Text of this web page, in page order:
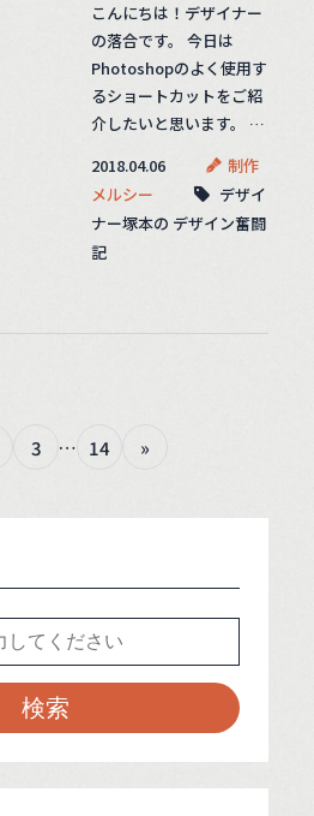
こんにちは！デザイナー
の落合です。 今日は
Photoshopのよく使用す
るショートカットをご紹
介したいと思います。 …
2018.04.06
制作
メルシー
デザイ
ナー塚本の デザイン奮闘
記
3 … 14 »